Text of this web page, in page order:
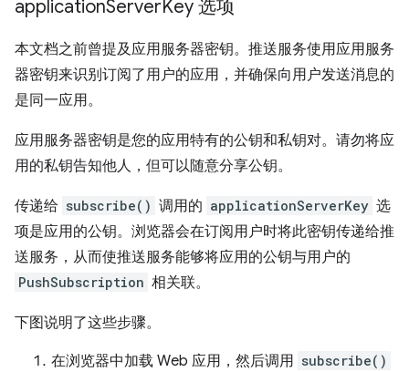
applicationServerKey 选项
本文档之前曾提及应用服务器密钥。推送服务使用应用服务
器密钥来识别订阅了用户的应用，并确保向用户发送消息的
是同一应用。
应用服务器密钥是您的应用特有的公钥和私钥对。请勿将应
用的私钥告知他人，但可以随意分享公钥。
传递给 subscribe() 调用的 applicationServerKey 选
项是应用的公钥。浏览器会在订阅用户时将此密钥传递给推
送服务，从而使推送服务能够将应用的公钥与用户的
PushSubscription 相关联。
下图说明了这些步骤。
在浏览器中加载 Web 应用，然后调用 subscribe()